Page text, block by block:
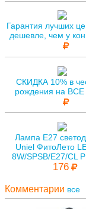
Гарантия лучших
дешевле, чем у
СКИДКА 10% в
рождения на ВСЕ
Лампа E27
Uniel ФитоЛето
8W/SPSB/E27/CL
176
Комментарии все